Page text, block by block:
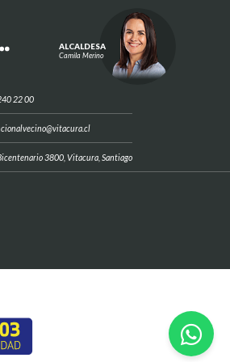
22 00
3800, Vitacura, Santiago
ALCALDESA
Camila Merino